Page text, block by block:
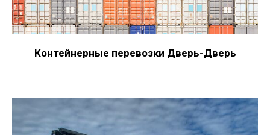
Контейнерные перевозки Дверь-Дверь